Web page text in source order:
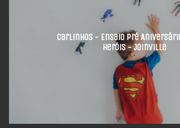
Carlinhos - Ensaio Pré
Heróis - Joinville